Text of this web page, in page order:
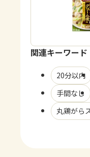
関連キーワード
20分以内
手間なし
丸鶏がら